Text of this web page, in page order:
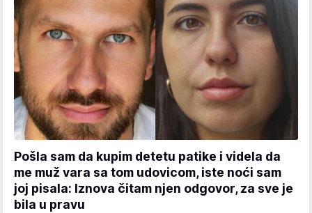
Pošla sam da kupim detetu patike i videla da
me muž vara sa tom udovicom, iste noći sam
joj pisala: Iznova čitam njen odgovor, za sve je
bila u pravu